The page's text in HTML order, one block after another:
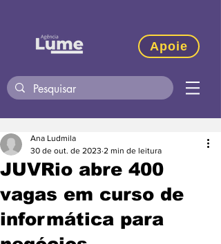
Apoie
JUVRio abre 400
vagas em curso de
informática para
Ana Ludmila
30 de out. de 2023 2 min de leitura